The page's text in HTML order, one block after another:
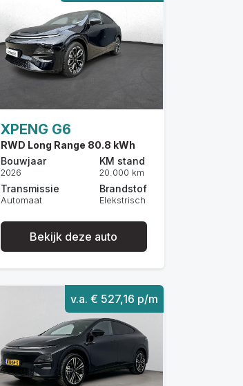
XPENG G6
RWD Long Range 80.8 kWh
Bouwjaar
2026
Transmissie
Automaat
KM stand
20.000 km
Brandstof
Elekstrisch
Bekijk deze auto
v.a. € 527,16 p/m